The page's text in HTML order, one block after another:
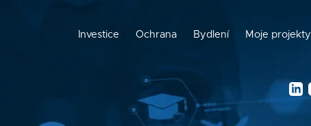
Investice Ochrana Bydlení Moje projekty